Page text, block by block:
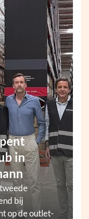
in
bij
op de outlet-